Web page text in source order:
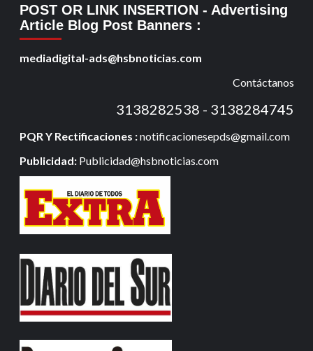
POST OR LINK INSERTION - Advertising
Article Blog Post Banners :
mediadigital-ads@hsbnoticias.com
Contáctanos
3138282538 - 3138284745
PQR Y Rectificaciones :notificacionesepds@gmail.com
Publicidad: Publicidad@hsbnoticias.com